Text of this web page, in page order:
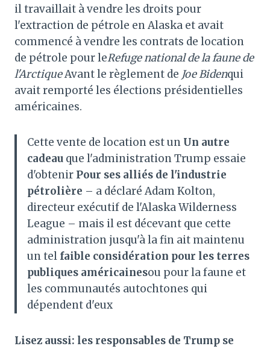
il travaillait à vendre les droits pour
l'extraction de pétrole en Alaska et avait
commencé à vendre les contrats de location
de pétrole pour leRefuge national de la faune de
l'ArctiqueAvant le règlement de Joe Bidenqui
avait remporté les élections présidentielles
américaines.
Cette vente de location est un Un autre
cadeau que l'administration Trump essaie
d'obtenir Pour ses alliés de l'industrie
pétrolière – a déclaré Adam Kolton,
directeur exécutif de l'Alaska Wilderness
League – mais il est décevant que cette
administration jusqu'à la fin ait maintenu
un tel faible considération pour les terres
publiques américainesou pour la faune et
les communautés autochtones qui
dépendent d'eux
Lisez aussi: les responsables de Trump se